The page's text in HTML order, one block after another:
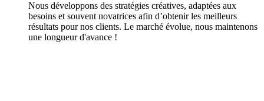
Nous développons des stratégies créatives, adaptées aux
besoins et souvent novatrices afin d’obtenir les meilleurs
résultats pour nos clients. Le marché évolue, nous maintenons
une longueur d'avance !